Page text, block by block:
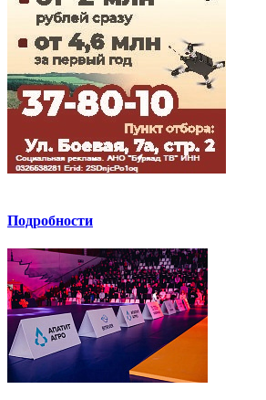
Подробности